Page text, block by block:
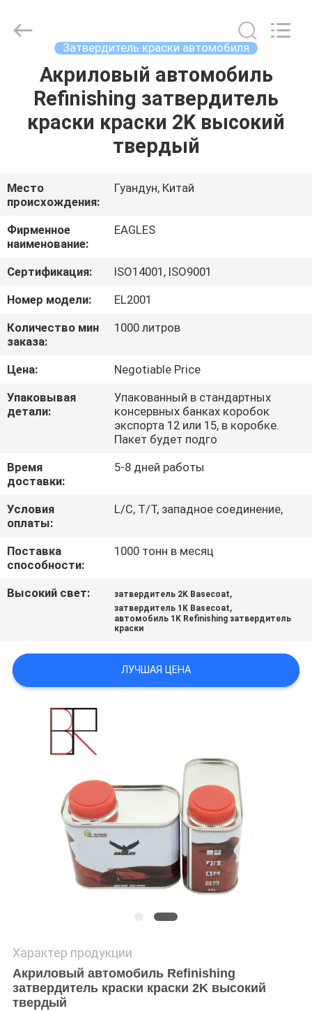
ДОМ
ПРОДУКТЫ
НАС
ПУТЕШЕСТВИЕ
ФАБРИКИ
ПРОВЕРКА
КАЧЕСТВА
СВЯЖИТЕСЬ
МЫ
СПРОСИТЕ
ЦИТАТУ
КАРТА
САЙТА
Co.,Ltd..
Затвердитель краски автомобиля
Акриловый автомобиль
Refinishing затвердитель
краски краски 2K высокий
твердый
Место
происхождения:
Гуандун, Китай
Фирменное
наименование:
EAGLES
Сертификация:
ISO14001, ISO9001
Номер модели:
EL2001
Количество мин
заказа:
1000 литров
Цена:
Negotiable Price
Упаковывая
детали:
Упакованный в стандартных
консервных банках коробок
экспорта 12 или 15, в коробке.
Пакет будет подго
Время
доставки:
5-8 дней работы
Условия
оплаты:
L/C, T/T, западное соединение,
Поставка
способности:
1000 тонн в месяц
Высокий свет: затвердитель 2K Basecoat,
затвердитель 1K Basecoat,
автомобиль 1K Refinishing затвердитель
краски
ЛУЧШАЯ ЦЕНА
Характер продукции
Акриловый автомобиль Refinishing
затвердитель краски краски 2K высокий
твердый